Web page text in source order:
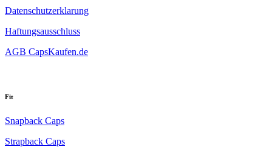
Datenschutzerklarung
Haftungsausschluss
AGB CapsKaufen.de
Fit
Snapback Caps
Strapback Caps